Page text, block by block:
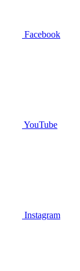
Facebook
YouTube
Instagram